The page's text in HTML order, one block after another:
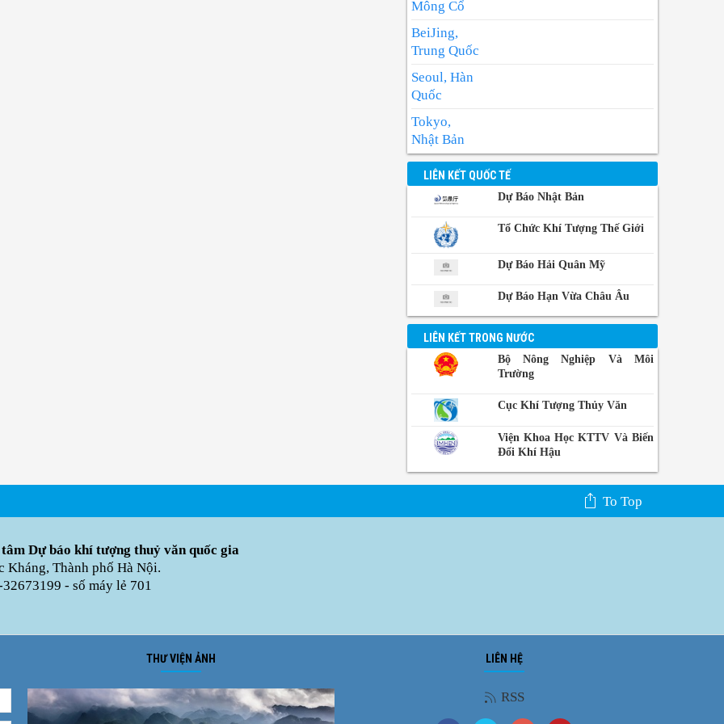
Có mây, có mưa rào và dông vài nơi; riêng
chiều tối có mưa rào và dông rải rác, cục
bộ có nơi mưa to. Gió tây nam cấp 2-3.
Trong mưa dông có khả năng xảy ra lốc,
sét và gió giật mạnh.
Mông Cổ
BeiJing,
Trung Quốc
Seoul, Hàn
Quốc
Tokyo,
Nhật Bản
BangKok,
Thái Lan
Philippin
Penh,
Campuchia
LIÊN KẾT QUỐC TẾ
Dự Báo Nhật Bản
Tổ Chức Khí Tượng Thế Giới
Dự Báo Hải Quân Mỹ
Dự Báo Hạn Vừa Châu Âu
LIÊN KẾT TRONG NƯỚC
Bộ Nông Nghiệp Và Môi
Trường
Cục Khí Tượng Thủy Văn
Viện Khoa Học KTTV Và Biến
Đổi Khí Hậu
To Top
Dự báo khí tượng thuỷ văn quốc gia
Kháng, Thành phố Hà Nội.
- số máy lẻ 701
THƯ VIỆN ẢNH LIÊN HỆ
RSS